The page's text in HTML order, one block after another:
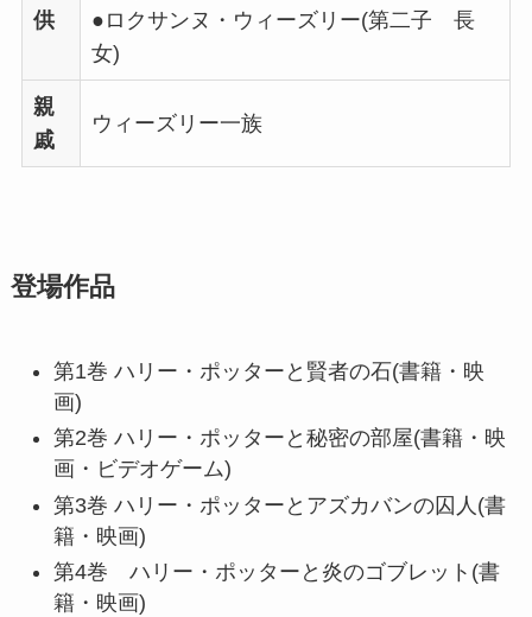
供
●ロクサンヌ・ウィーズリー(第二子 長
女)
親
戚
ウィーズリー一族
登場作品
第1巻 ハリー・ポッターと賢者の石(書籍・映
画)
第2巻 ハリー・ポッターと秘密の部屋(書籍・映
画・ビデオゲーム)
第3巻 ハリー・ポッターとアズカバンの囚人(書
籍・映画)
第4巻 ハリー・ポッターと炎のゴブレット(書
籍・映画)